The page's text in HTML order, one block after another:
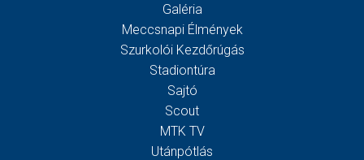
Galéria
Meccsnapi Élmények
Szurkolói Kezdőrúgás
Stadiontúra
Sajtó
Scout
MTK TV
Utánpótlás